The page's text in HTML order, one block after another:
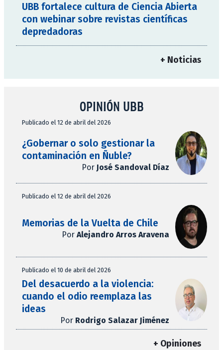
UBB fortalece cultura de Ciencia Abierta
con webinar sobre revistas científicas
depredadoras
+ Noticias
OPINIÓN UBB
Publicado el 12 de abril del 2026
¿Gobernar o solo gestionar la
contaminación en Ñuble?
Por José Sandoval Díaz
Publicado el 12 de abril del 2026
Memorias de la Vuelta de Chile
Por Alejandro Arros Aravena
Publicado el 10 de abril del 2026
Del desacuerdo a la violencia:
cuando el odio reemplaza las
ideas
Por Rodrigo Salazar Jiménez
+ Opiniones